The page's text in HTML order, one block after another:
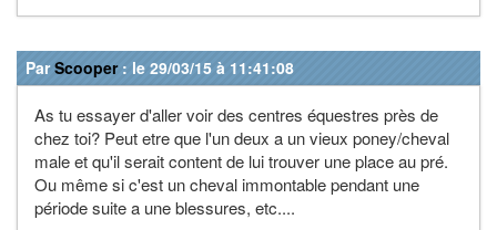
ParScooper: le 29/03/15 à 11:41:08
As tu essayer d'aller voir des centres équestres près de
chez toi? Peut etre que l'un deux a un vieux poney/cheval
male et qu'il serait content de lui trouver une place au pré.
Ou même si c'est un cheval immontable pendant une
période suite a une blessures, etc....